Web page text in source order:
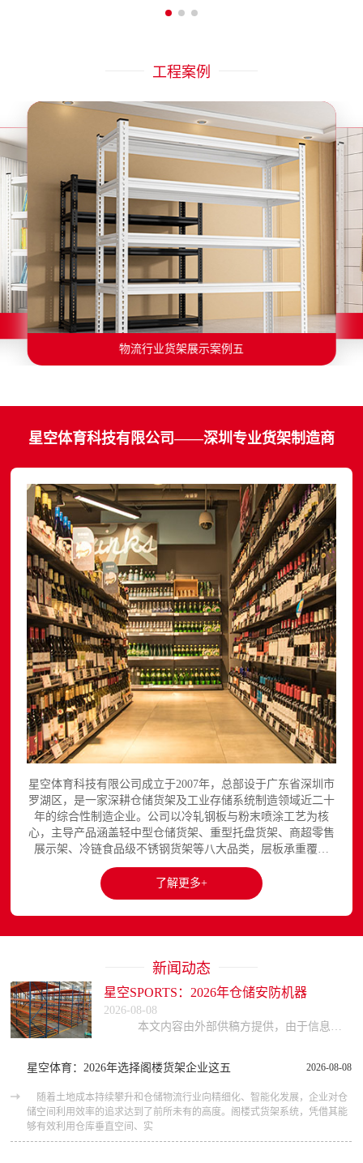
工程案例
物流行业货架展示案例一
物流行业货架展示案例六
物流行业货架展示案例五
物流行业货架展示案例四
物流行业货架展示案例三
物流行业货架展示案例二
星空体育科技有限公司——深圳专业货架制造商
星空体育科技有限公司成立于2007年，总部设于广东省深圳市
罗湖区，是一家深耕仓储货架及工业存储系统制造领域近二十
年的综合性制造企业。公司以冷轧钢板与粉末喷涂工艺为核
心，主导产品涵盖轻中型仓储货架、重型托盘货架、商超零售
展示架、冷链食品级不锈钢货架等八大品类，层板承重覆盖
150至3000kg，产品出口欧美、东南亚、中东等区域市场，已
与国内外超过300家企业建立长期合作关系。星空平台官网提
供完整的产品展示与在线咨询服务...
了解更多+
新闻动态
星空SPORTS：2026年仓储安防机器
2026-08-08
2026-08-08
星空体育：2026年选择阁楼货架企业这五
随着土地成本持续攀升和仓储物流行业向精细化、智能化发展，企业对仓
储空间利用效率的追求达到了前所未有的高度。阁楼式货架系统，凭借其能
够有效利用仓库垂直空间、实